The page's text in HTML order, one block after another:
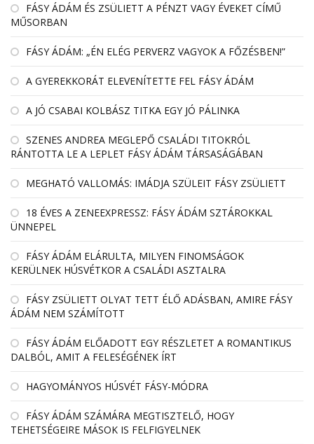
FÁSY ÁDÁM ÉS ZSÜLIETT A PÉNZT VAGY ÉVEKET CÍMŰ
MŰSORBAN
FÁSY ÁDÁM: „ÉN ELÉG PERVERZ VAGYOK A FŐZÉSBEN!”
A GYEREKKORÁT ELEVENÍTETTE FEL FÁSY ÁDÁM
A JÓ CSABAI KOLBÁSZ TITKA EGY JÓ PÁLINKA
SZENES ANDREA MEGLEPŐ CSALÁDI TITOKRÓL
RÁNTOTTA LE A LEPLET FÁSY ÁDÁM TÁRSASÁGÁBAN
MEGHATÓ VALLOMÁS: IMÁDJA SZÜLEIT FÁSY ZSÜLIETT
18 ÉVES A ZENEEXPRESSZ: FÁSY ÁDÁM SZTÁROKKAL
ÜNNEPEL
FÁSY ÁDÁM ELÁRULTA, MILYEN FINOMSÁGOK
KERÜLNEK HÚSVÉTKOR A CSALÁDI ASZTALRA
FÁSY ZSÜLIETT OLYAT TETT ÉLŐ ADÁSBAN, AMIRE FÁSY
ÁDÁM NEM SZÁMÍTOTT
FÁSY ÁDÁM ELŐADOTT EGY RÉSZLETET A ROMANTIKUS
DALBÓL, AMIT A FELESÉGÉNEK ÍRT
HAGYOMÁNYOS HÚSVÉT FÁSY-MÓDRA
FÁSY ÁDÁM SZÁMÁRA MEGTISZTELŐ, HOGY
TEHETSÉGEIRE MÁSOK IS FELFIGYELNEK